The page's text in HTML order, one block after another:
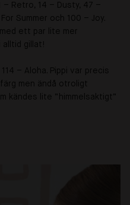
– Retro, 14 – Dusty, 47 –
Summer och 100 – Joy.
ett par lite mer
alltid gillat!
– Aloha. Pippi var precis
men ändå otroligt
kändes lite ”himmelsaktigt”